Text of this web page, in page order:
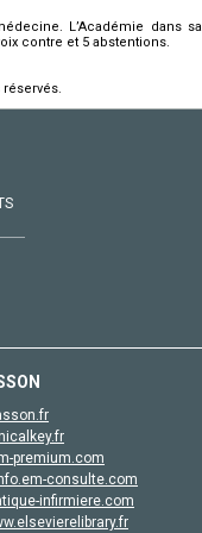
L’Académie dans sa
contre et 5 abstentions.
premium.com
consulte.com
infirmiere.com